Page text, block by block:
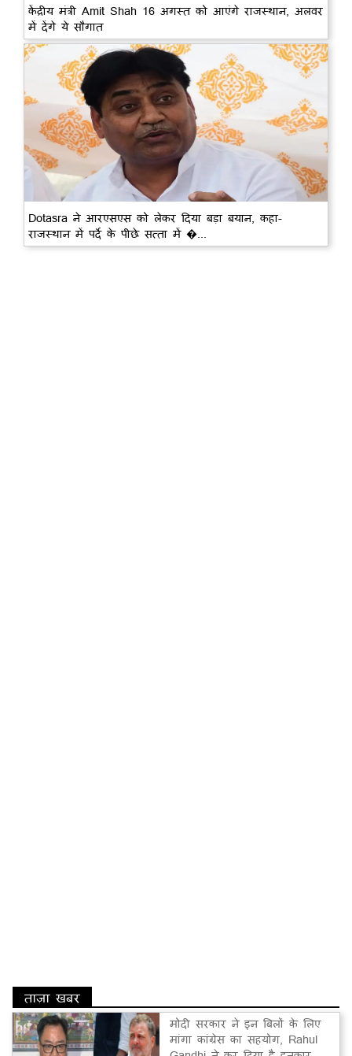
केंद्रीय मंत्री Amit Shah 16 अगस्त को आएंगे राजस्थान, अलवर
में देंगे ये सौगात
Dotasra ने आरएसएस को लेकर दिया बड़ा बयान, कहा-
राजस्थान में पर्दे के पीछे सत्ता में �...
ताज़ा खबर
मोदी सरकार ने इन बिलों के लिए
मांगा कांग्रेस का सहयोग, Rahul